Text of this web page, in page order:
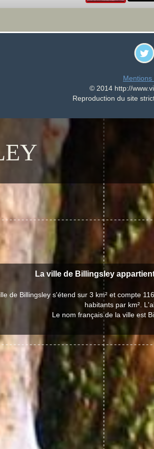
© 2014 http://
Reproduction du site
La ville de Billingsley
de Billingsley s'étend sur 3 km² et compte
habitants par km².
Le nom français de la ville est